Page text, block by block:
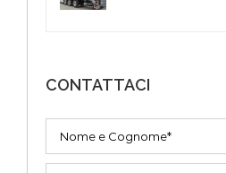
CONTATTACI